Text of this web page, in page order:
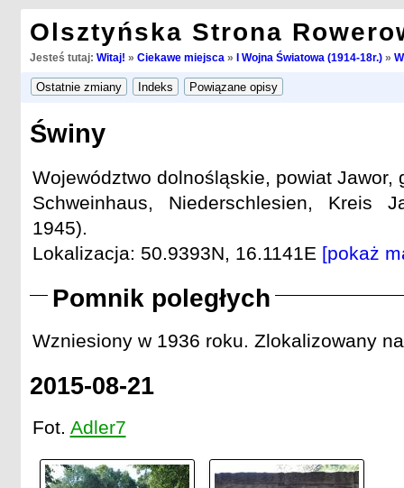
Olsztyńska Strona
Jesteś tutaj: Witaj! » Ciekawe miejsca » I Wojna Światowa (1914-18r.)»
Świny
Województwo dolnośląskie, powiat Jawor,
Schweinhaus, Niederschlesien, Kreis
1945).
Lokalizacja: 50.9393N, 16.1141E [pokaż
Pomnik poległych
Wzniesiony w 1936 roku. Zlokalizowany
2015-08-21
Fot. Adler7